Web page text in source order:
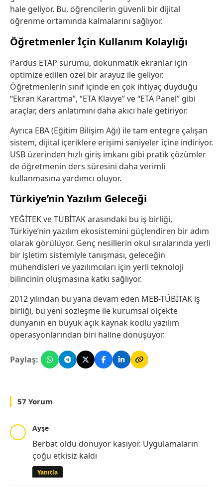
hale geliyor. Bu, öğrencilerin güvenli bir dijital
öğrenme ortamında kalmalarını sağlıyor.
Öğretmenler İçin Kullanım Kolaylığı
Pardus ETAP sürümü, dokunmatik ekranlar için
optimize edilen özel bir arayüz ile geliyor.
Öğretmenlerin sınıf içinde en çok ihtiyaç duyduğu
“Ekran Karartma”, “ETA Klavye” ve “ETA Panel” gibi
araçlar, ders anlatımını daha akıcı hale getiriyor.
Ayrıca EBA (Eğitim Bilişim Ağı) ile tam entegre çalışan
sistem, dijital içeriklere erişimi saniyeler içine indiriyor.
USB üzerinden hızlı giriş imkanı gibi pratik çözümler
de öğretmenin ders süresini daha verimli
kullanmasına yardımcı oluyor.
Türkiye’nin Yazılım Geleceği
YEĞİTEK ve TÜBİTAK arasındaki bu iş birliği,
Türkiye’nin yazılım ekosistemini güçlendiren bir adım
olarak görülüyor. Genç nesillerin okul sıralarında yerli
bir işletim sistemiyle tanışması, geleceğin
mühendisleri ve yazılımcıları için yerli teknoloji
bilincinin oluşmasına katkı sağlıyor.
2012 yılından bu yana devam eden MEB-TÜBİTAK iş
birliği, bu yeni sözleşme ile kurumsal ölçekte
dünyanın en büyük açık kaynak kodlu yazılım
operasyonlarından biri haline dönüşüyor.
Paylaş:
57 Yorum
Ayşe
Berbat oldu donuyor kasıyor. Uygulamaların
çoğu etkisiz kaldı
Yanıtla